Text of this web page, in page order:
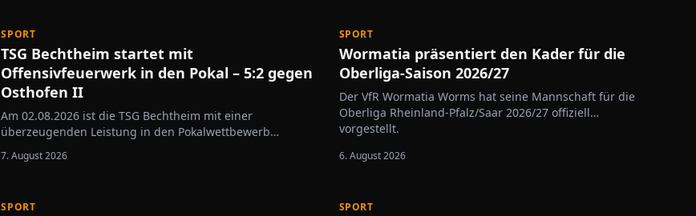
SPORT
TSG Bechtheim startet mit
Offensivfeuerwerk in den Pokal – 5:2 gegen
Osthofen II
Am 02.08.2026 ist die TSG Bechtheim mit einer
überzeugenden Leistung in den Pokalwettbewerb
7. August 2026
SPORT
Wormatia präsentiert den Kader für die
Oberliga-Saison 2026/27
Der VfR Wormatia Worms hat seine Mannschaft für die
Oberliga Rheinland-Pfalz/Saar 2026/27 offiziell
vorgestellt.
6. August 2026
SPORT SPORT